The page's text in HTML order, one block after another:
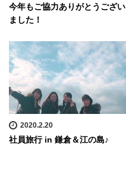
今年もご協力ありがとうござい
ました！
2020.2.20
社員旅行 in 鎌倉＆江の島♪